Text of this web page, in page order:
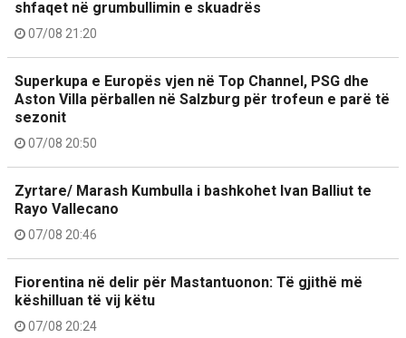
shfaqet në grumbullimin e skuadrës
07/08 21:20
Superkupa e Europës vjen në Top Channel, PSG dhe
Aston Villa përballen në Salzburg për trofeun e parë të
sezonit
07/08 20:50
Zyrtare/ Marash Kumbulla i bashkohet Ivan Balliut te
Rayo Vallecano
07/08 20:46
Fiorentina në delir për Mastantuonon: Të gjithë më
këshilluan të vij këtu
07/08 20:24